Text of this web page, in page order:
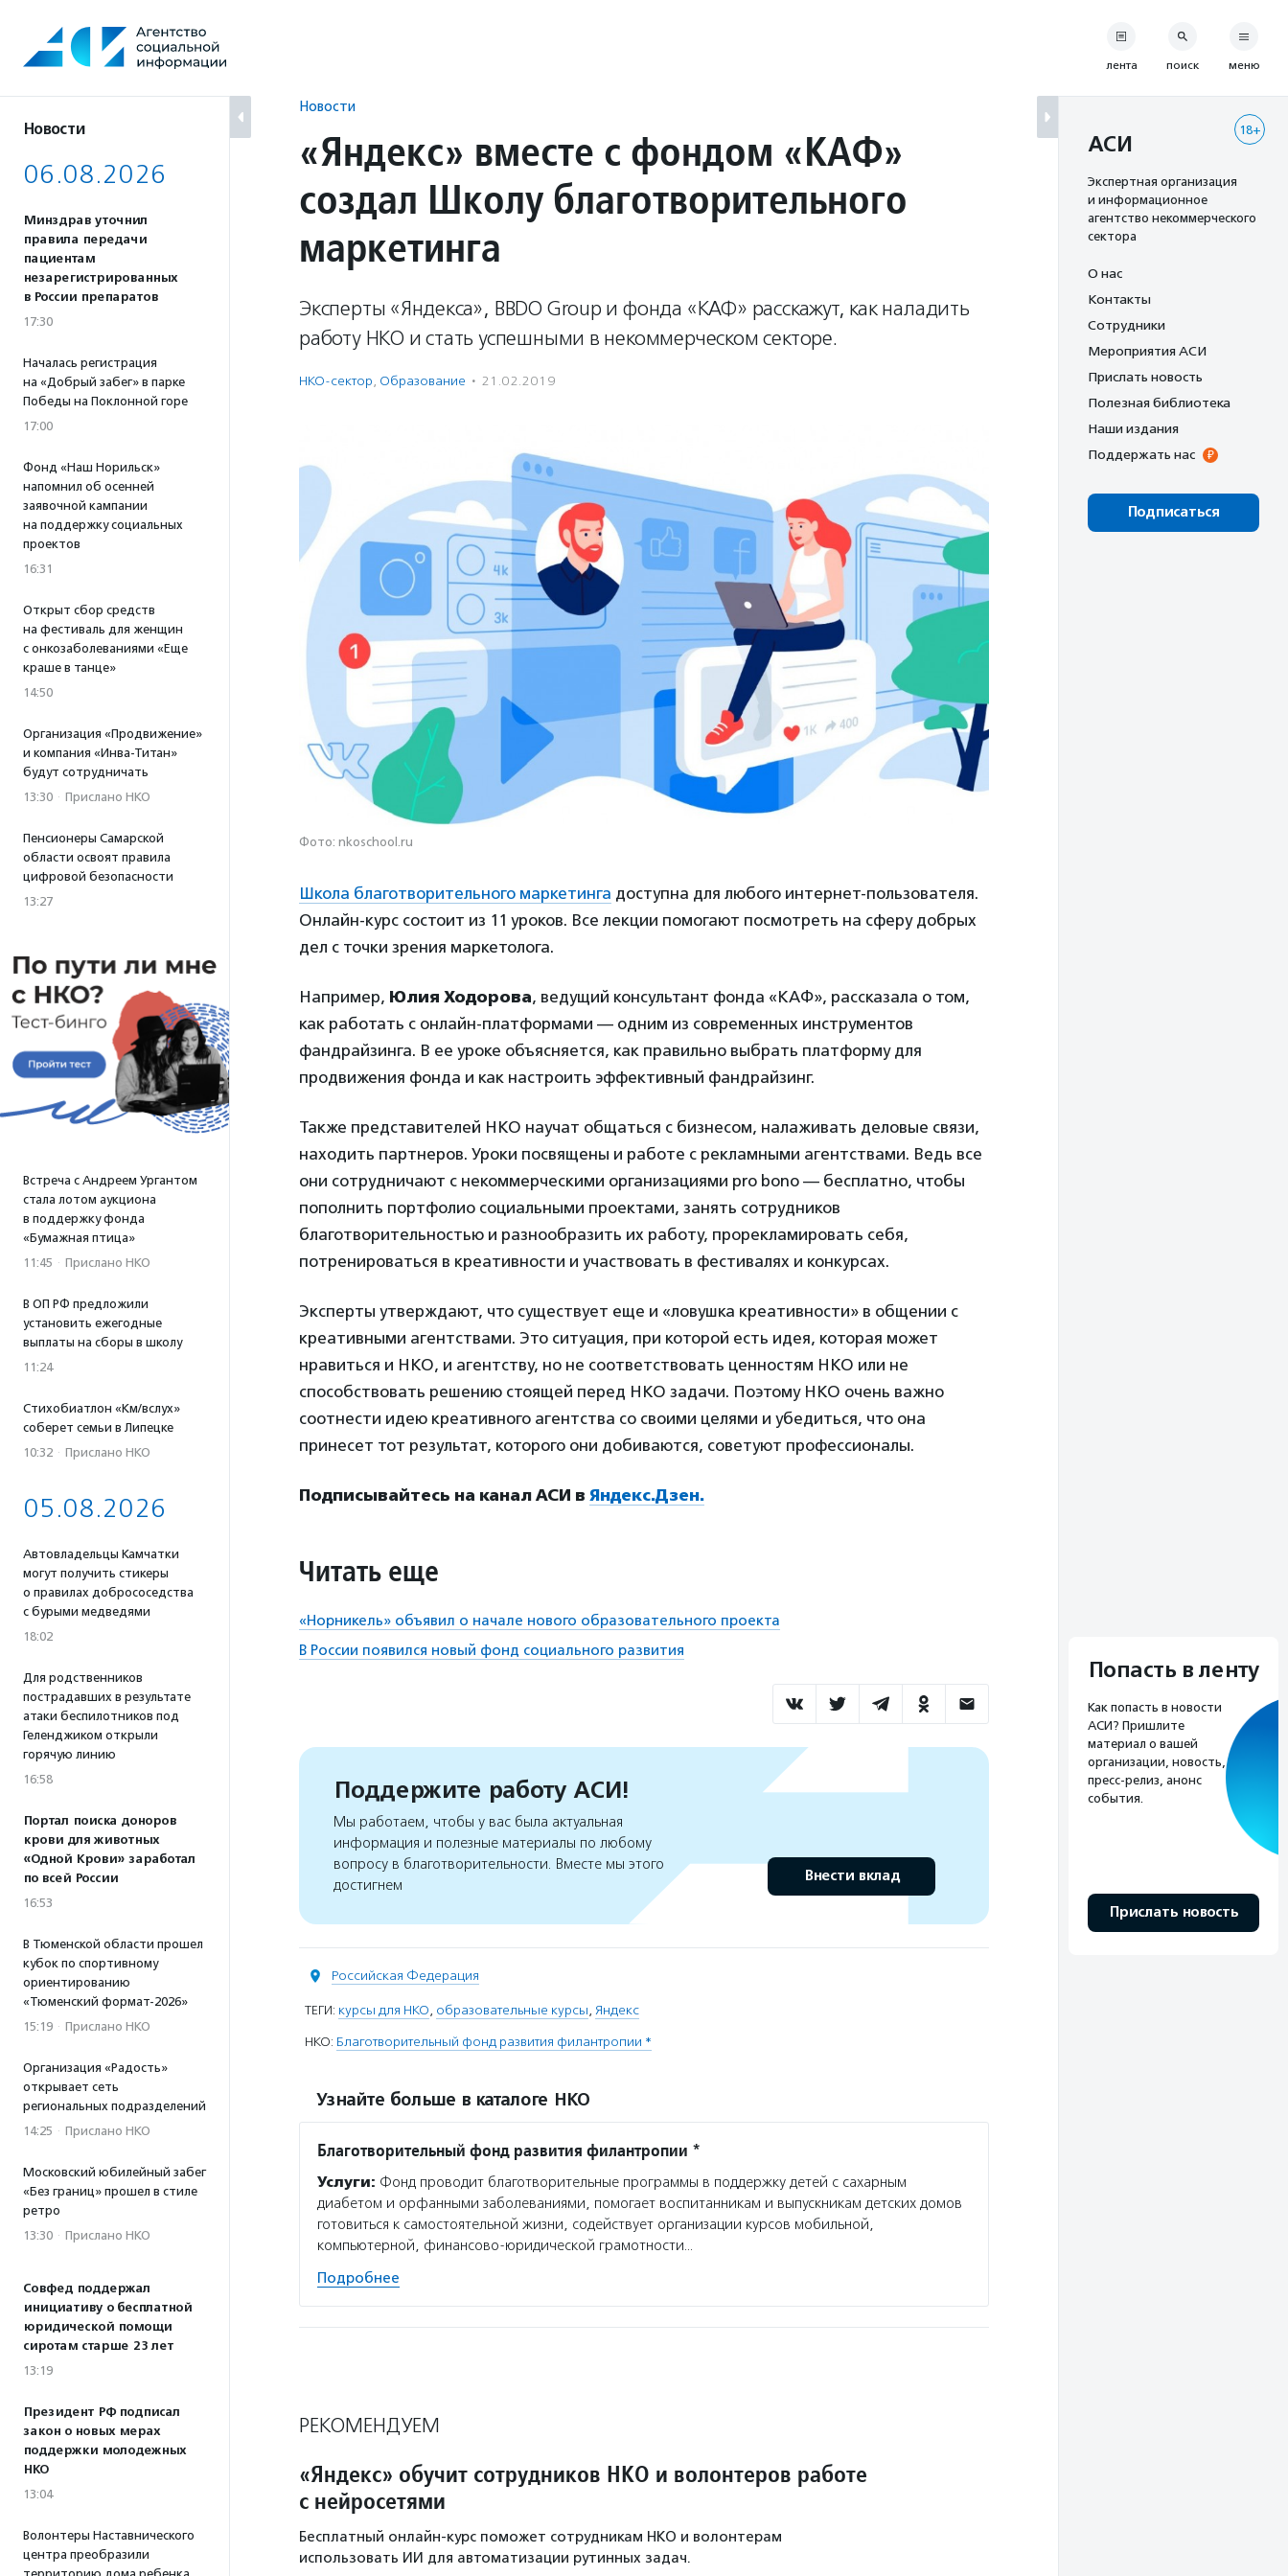
содержанию
Новости
06.08.2026
Минздрав уточнил
правила передачи
пациентам
незарегистрированных
в России препаратов
17:30
Началась регистрация
на «Добрый забег» в парке
Победы на Поклонной горе
17:00
Фонд «Наш Норильск»
напомнил об осенней
заявочной кампании
на поддержку социальных
проектов
16:31
Открыт сбор средств
на фестиваль для женщин
с онкозаболеваниями «Еще
краше в танце»
14:50
Организация «Продвижение»
и компания «Инва-Титан»
будут сотрудничать
13:30 · Прислано НКО
Пенсионеры Самарской
области освоят правила
цифровой безопасности
13:27
Встреча с Андреем Ургантом
стала лотом аукциона
в поддержку фонда
«Бумажная птица»
11:45 · Прислано НКО
В ОП РФ предложили
установить ежегодные
выплаты на сборы в школу
11:24
Стихобиатлон «Км/вслух»
соберет семьи в Липецке
10:32 · Прислано НКО
05.08.2026
Автовладельцы Камчатки
могут получить стикеры
о правилах добрососедства
с бурыми медведями
18:02
Для родственников
пострадавших в результате
атаки беспилотников под
Геленджиком открыли
горячую линию
16:58
Портал поиска доноров
крови для животных
«Одной Крови» заработал
по всей России
16:53
В Тюменской области прошел
кубок по спортивному
ориентированию
«Тюменский формат-2026»
15:19 · Прислано НКО
Организация «Радость»
открывает сеть
региональных подразделений
14:25 · Прислано НКО
Московский юбилейный забег
«Без границ» прошел в стиле
ретро
13:30 · Прислано НКО
Совфед поддержал
инициативу о бесплатной
юридической помощи
сиротам старше 23 лет
13:19
Президент РФ подписал
закон о новых мерах
поддержки молодежных
НКО
13:04
Волонтеры Наставнического
центра преобразили
Новости
«Яндекс» вместе с фондом «КАФ»
создал Школу благотворительного
маркетинга
Эксперты «Яндекса», BBDO Group и фонда «КАФ» расскажут, как наладить
работу НКО и стать успешными в некоммерческом секторе.
НКО-сектор, Образование · 21.02.2019
Фото: nkoschool.ru
Школа благотворительного маркетинга доступна для любого интернет-пользователя.
Онлайн-курс состоит из 11 уроков. Все лекции помогают посмотреть на сферу добрых
дел с точки зрения маркетолога.
Например, Юлия Ходорова, ведущий консультант фонда «КАФ», рассказала о том,
как работать с онлайн-платформами — одним из современных инструментов
фандрайзинга. В ее уроке объясняется, как правильно выбрать платформу для
продвижения фонда и как настроить эффективный фандрайзинг.
Также представителей НКО научат общаться с бизнесом, налаживать деловые связи,
находить партнеров. Уроки посвящены и работе с рекламными агентствами. Ведь все
они сотрудничают с некоммерческими организациями pro bono — бесплатно, чтобы
пополнить портфолио социальными проектами, занять сотрудников
благотворительностью и разнообразить их работу, прорекламировать себя,
потренироваться в креативности и участвовать в фестивалях и конкурсах.
Эксперты утверждают, что существует еще и «ловушка креативности» в общении с
креативными агентствами. Это ситуация, при которой есть идея, которая может
нравиться и НКО, и агентству, но не соответствовать ценностям НКО или не
способствовать решению стоящей перед НКО задачи. Поэтому НКО очень важно
соотнести идею креативного агентства со своими целями и убедиться, что она
принесет тот результат, которого они добиваются, советуют профессионалы.
Подписывайтесь на канал АСИ в Яндекс.Дзен.
Читать еще
«Норникель» объявил о начале нового образовательного проекта
В России появился новый фонд социального развития
Поддержите работу АСИ!
Мы работаем, чтобы у вас была актуальная
информация и полезные материалы по любому
вопросу в благотворительности. Вместе мы этого
достигнем
Внести вклад
Российская Федерация
ТЕГИ: курсы для НКО, образовательные курсы, Яндекс
НКО: Благотворительный фонд развития филантропии *
Узнайте больше в каталоге НКО
Благотворительный фонд развития филантропии *
Услуги: Фонд проводит благотворительные программы в поддержку детей с сахарным
диабетом и орфанными заболеваниями, помогает воспитанникам и выпускникам детских домов
готовиться к самостоятельной жизни, содействует организации курсов мобильной,
компьютерной, финансово-юридической грамотности…
Подробнее
РЕКОМЕНДУЕМ
«Яндекс» обучит сотрудников НКО и волонтеров работе
с нейросетями
Бесплатный онлайн-курс поможет сотрудникам НКО и волонтерам
использовать ИИ для автоматизации рутинных задач.
лента поиск меню
18+
АСИ
Экспертная организация
и информационное
агентство некоммерческого
сектора
О нас
Контакты
Сотрудники
Мероприятия АСИ
Прислать новость
Полезная библиотека
Наши издания
Поддержать нас
Подписаться
Попасть в ленту
Как попасть в новости
АСИ? Пришлите
материал о вашей
организации, новость,
пресс-релиз, анонс
события.
Прислать новость